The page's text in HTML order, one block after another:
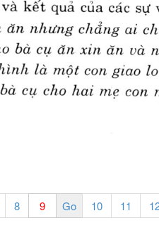
8 10 11